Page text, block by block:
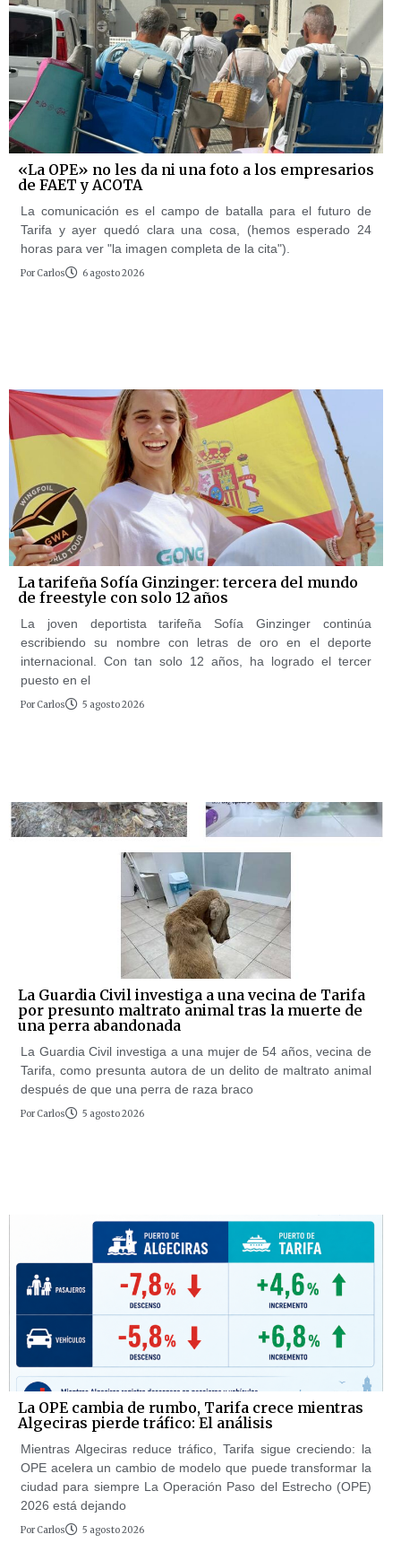
«La OPE» no les da ni una foto a los empresarios
de FAET y ACOTA
La comunicación es el campo de batalla para el futuro de
Tarifa y ayer quedó clara una cosa, (hemos esperado 24
horas para ver "la imagen completa de la cita").
Por Carlos 6 agosto 2026
La tarifeña Sofía Ginzinger: tercera del mundo
de freestyle con solo 12 años
La joven deportista tarifeña Sofía Ginzinger continúa
escribiendo su nombre con letras de oro en el deporte
internacional. Con tan solo 12 años, ha logrado el tercer
puesto en el
Por Carlos 5 agosto 2026
La Guardia Civil investiga a una vecina de Tarifa
por presunto maltrato animal tras la muerte de
una perra abandonada
La Guardia Civil investiga a una mujer de 54 años, vecina de
Tarifa, como presunta autora de un delito de maltrato animal
después de que una perra de raza braco
Por Carlos 5 agosto 2026
La OPE cambia de rumbo, Tarifa crece mientras
Algeciras pierde tráfico: El análisis
Mientras Algeciras reduce tráfico, Tarifa sigue creciendo: la
OPE acelera un cambio de modelo que puede transformar la
ciudad para siempre La Operación Paso del Estrecho (OPE)
2026 está dejando
Por Carlos 5 agosto 2026